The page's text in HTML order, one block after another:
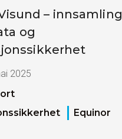
– innsamling
og
2025
Equinor